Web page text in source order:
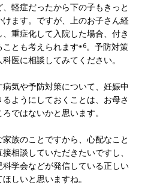
軽症だったから下の子もきっと
ます。ですが、上のお子さん経
重症化して入院した場合、付き
とも考えられます※6。予防対策
医に相談してみてください。
気や予防対策について、妊娠中
ようにしておくことは、お母さ
ではないかと思います。
族のことですから、心配なこと
相談していただきたいですし、
学会などが発信している正しい
しいと思いますね。